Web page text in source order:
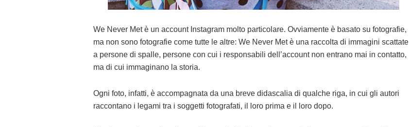
We Never Met è un account Instagram molto particolare. Ovviamente è basato su fotografie,
ma non sono fotografie come tutte le altre: We Never Met è una raccolta di immagini scattate
a persone di spalle, persone con cui i responsabili dell’account non entrano mai in contatto,
ma di cui immaginano la storia.
Ogni foto, infatti, è accompagnata da una breve didascalia di qualche riga, in cui gli autori
raccontano i legami tra i soggetti fotografati, il loro prima e il loro dopo.